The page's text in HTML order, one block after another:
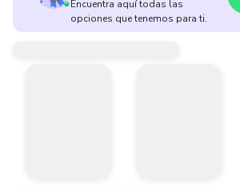
Encuentra aquí todas las
opciones que tenemos para ti.